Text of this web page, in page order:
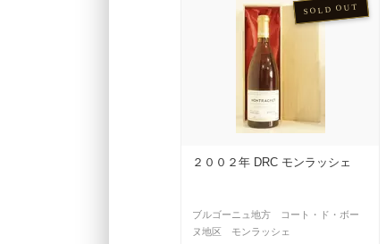
SOLD OUT
２００２年 DRC モンラッシェ
ブルゴーニュ地方 コート・ド・ボー
ヌ地区 モンラッシェ